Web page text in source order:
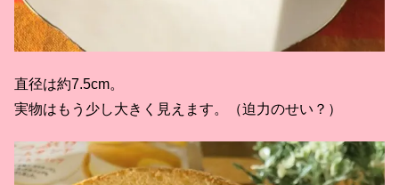
直径は約7.5cm。
実物はもう少し大きく見えます。（迫力のせい？）